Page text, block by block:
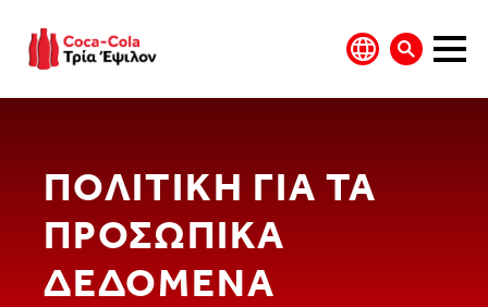
ΠΟΛΙΤΙΚΗ ΓΙΑ ΤΑ
ΠΡΟΣΩΠΙΚΑ
ΔΕΔΟΜΕΝΑ